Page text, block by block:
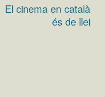
El cinema en català
és de llei